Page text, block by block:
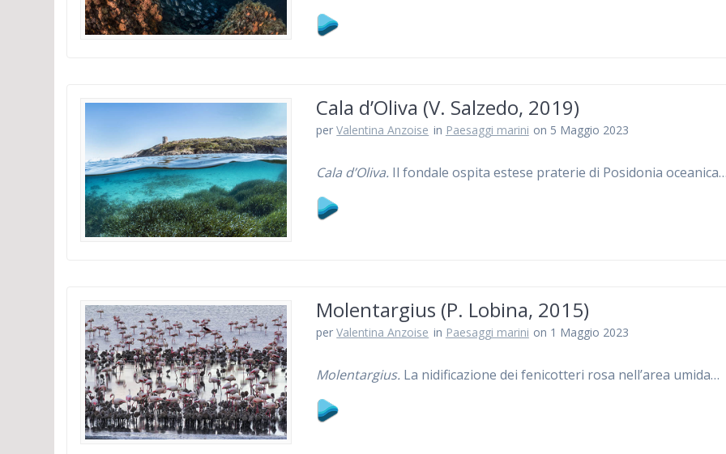
Cala d’Oliva (V. Salzedo, 2019)
perValentina Anzoise in Paesaggi marini on 5 Maggio 2023
Cala d’Oliva. Il fondale ospita estese praterie di Posidonia
Molentargius (P. Lobina, 2015)
perValentina Anzoise in Paesaggi marini on 1 Maggio 2023
Molentargius. La nidificazione dei fenicotteri rosa nell’area umida…